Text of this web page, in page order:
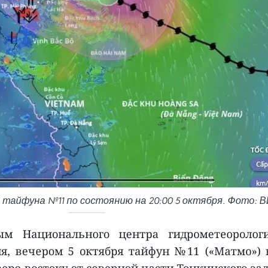
тайфуна №11 по состоянию на 20:00 5 октября. Фото:
Национального центра
вечером 5 октября тайфун №11 («Матмо»)